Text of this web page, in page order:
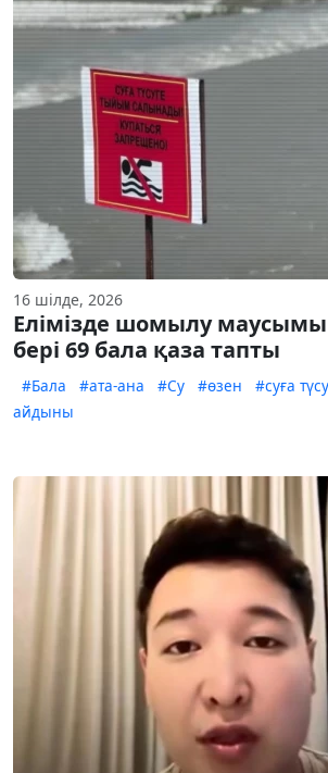
16 шілде, 2026
Елімізде шомылу маусымы
бері 69 бала қаза тапты
#Бала #ата-ана #Су #өзен #суға түсу
айдыны